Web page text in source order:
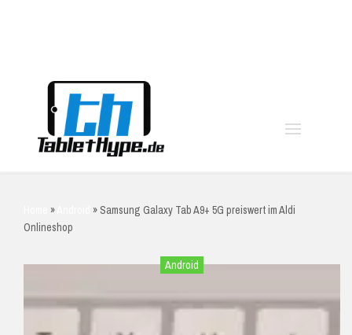
» » Samsung Galaxy Tab A9+ 5G preiswert im Aldi
Onlineshop
Android